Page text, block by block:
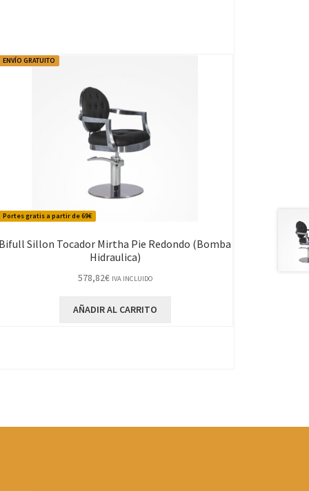
Portes gratis a partir de 69€
ENVÍO GRATUITO
Bifull Sillon Tocador Mirtha Pie Redondo (Bomba
Hidraulica)
578,82€ IVA INCLUIDO
AÑADIR AL CARRITO